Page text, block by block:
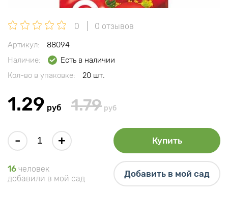
0 0 отзывов
Артикул:
88094
Наличие:
Есть в наличии
Кол-во в упаковке:
20 шт.
1.29 руб 1.79 руб
- + Купить
16 человек
добавили в мой сад
Добавить в мой сад